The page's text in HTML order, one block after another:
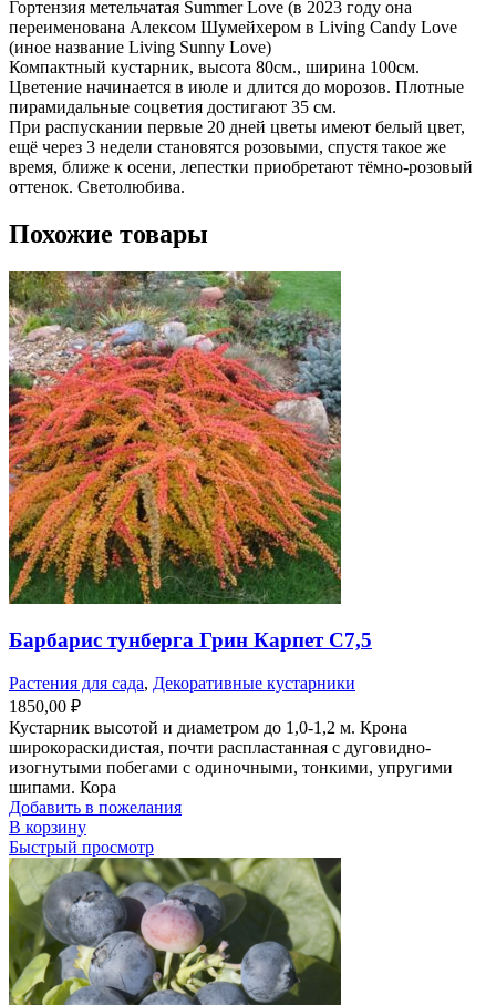
Гортензия метельчатая Summer Love (в 2023 году она
переименована Алексом Шумейхером в Living Candy Love
(иное название Living Sunny Love)
Компактный кустарник, высота 80см., ширина 100см.
Цветение начинается в июле и длится до морозов. Плотные
пирамидальные соцветия достигают 35 см.
При распускании первые 20 дней цветы имеют белый цвет,
ещё через 3 недели становятся розовыми, спустя такое же
время, ближе к осени, лепестки приобретают тёмно-розовый
оттенок. Светолюбива.
Похожие товары
Барбарис тунберга Грин Карпет С7,5
Растения для сада, Декоративные кустарники
1850,00 ₽
Кустарник высотой и диаметром до 1,0-1,2 м. Крона
широкораскидистая, почти распластанная с дуговидно-
изогнутыми побегами с одиночными, тонкими, упругими
шипами. Кора
Добавить в пожелания
В корзину
Быстрый просмотр